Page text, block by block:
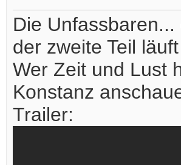
Die
der zweite Teil
Wer Zeit und Lust
Konstanz
Trailer: